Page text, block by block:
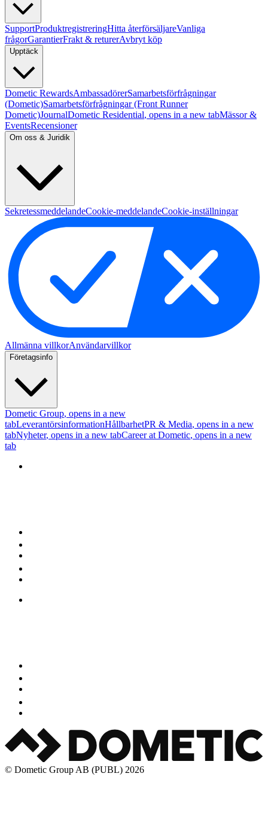
SupportProduktregistreringHitta återförsäljareVanliga
frågorGarantierFrakt & returerAvbryt köp
Upptäck
Dometic RewardsAmbassadörerSamarbetsförfrågningar
(Dometic)Samarbetsförfrågningar (Front Runner
Dometic)JournalDometic Residential, opens in a new tabMässor &
EventsRecensioner
Om oss & Juridik
SekretessmeddelandeCookie-meddelandeCookie-inställningar
Allmänna villkorAnvändarvillkor
Företagsinfo
Dometic Group, opens in a new
tabLeverantörsinformationHållbarhetPR & Media, opens in a new
tabNyheter, opens in a new tabCareer at Dometic, opens in a new
tab
© Dometic Group AB (PUBL) 2026